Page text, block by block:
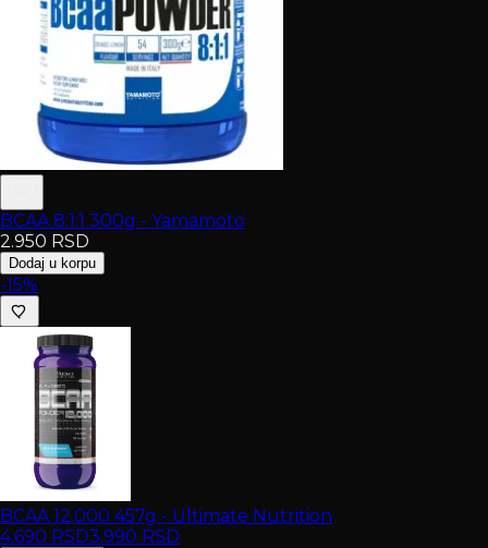
BCAA 8:1:1 300g - Yamamoto
2.950 RSD
Dodaj u korpu
-15%
BCAA 12.000 457g - Ultimate Nutrition
4.690 RSD3.990 RSD